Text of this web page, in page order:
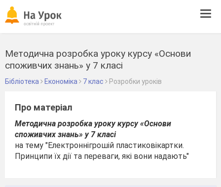
Методична розробка уроку курсу «Основи
споживчих знань» у 7 класі
Бібліотека Економіка 7 клас Розробки уроків
Про матеріал
Методична розробка урокукурсу «Основи
споживчих знань» у 7 класі
на тему "Електроннігрошій пластиковікартки.
Принципи їх дії та переваги, які вони надають"